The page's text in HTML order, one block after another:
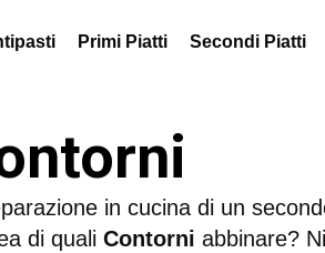
Primi Piatti Secondi Piatti
in cucina di un
di quali Contorni abbinare?